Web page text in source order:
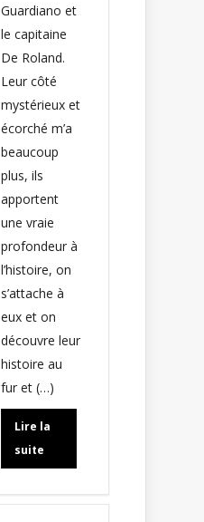
Guardiano et
le capitaine
De Roland.
Leur côté
mystérieux et
écorché m’a
beaucoup
plus, ils
apportent
une vraie
profondeur à
l’histoire, on
s’attache à
eux et on
découvre leur
histoire au
fur et (…)
Lire la
suite